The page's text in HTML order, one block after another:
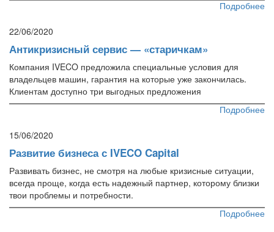
Подробнее
22/06/2020
Антикризисный сервис — «старичкам»
Компания IVECO предложила специальные условия для
владельцев машин, гарантия на которые уже закончилась.
Клиентам доступно три выгодных предложения
Подробнее
15/06/2020
Развитие бизнеса с IVECO Capital
Развивать бизнес, не смотря на любые кризисные ситуации,
всегда проще, когда есть надежный партнер, которому близки
твои проблемы и потребности.
Подробнее